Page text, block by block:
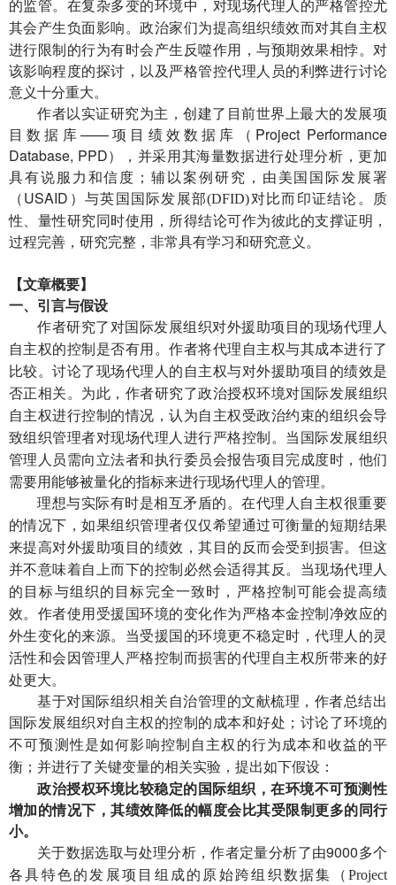
的监管。 在复杂多变的环境中， 对现场代理人 的严格管控尤
其会产生负面影响。政治家们为提高组织绩效而对其自主权
进行限制的行为有时会产生反噬作用，与预期效果相悖。对
该影响程度的探讨，以及严格管控代理人员的利弊进行讨论
意义十分重大。
作者以实证研究为主，创建了目前世界上最大的发展项
目数据库——项目绩效数据库（Project Performance
Database, PPD），并采用其海量数据进行处理分析，更加
具有说服力和信度；辅以案例研究，由美国国际发展署
（USAID）
与英国国际发展部(DFID)对比而印证结论。质
性、量性研究同时使用，所得结论可作为彼此的支撑证明，
过程完善，研究完整，非常具有学习和研究意义。
【文章概要】
一、引言与假设
作者研究了 对国际发展组织对外援助项目的现场代理人
自主权的控制是否有用 。作者将代理自主权与其成本进行了
比较。讨论了现场代理人的自主权与对外援助项目的绩效是
否正相关。
为此 ， 作者研究了政治授权环境对国际发展组织
自主权进行控制的情况 ，认为自主权受政治约束的组织会导
致组织管理者对现场代理人 进行严格控制。当 国际发展组织
管理人员需向立法者和执行委员会报告项目完成度时，他们
需要用能够被量化的指标来进行现场代理人的管理。
理想与实际有时是相互矛盾的。在代理人自主权很重要
的情况下，如果组织管理者仅仅希望通过可衡量的短期结果
来提高对外援助项目的绩效 ，其目的反而会受到损害。 但这
并不意味着自上而下的控制必然会适得其反。当现场代理人
的 目标与组织的目标完全一致时，严格控制可能会提高绩
效。 作者使用受援国环境的变化作为严格本金控制净效应的
外生变化的来源。 当受援国的环境更不稳定时 ，代理人的灵
活性和会因管理人严格控制而损害的代理自主权所带来的好
处更大。
基于对国际组织相关自治管理的文献梳理，作者总结出
国际发展组织对自主权的控制的成本和好处； 讨论了环境的
不可预测性是如何影响控制自主权的行为 成本和收益的平
衡 ；并进行了关键变量的相关实验，提出如下假设：
政治授权环境比较稳定的国际组织，在环境不可预测性
增加的情况下，其绩效降低的幅度会比其受限制更多的同行
小。
关于数据选取与处理分析，作者定量分析了由9000多个
各具特色的发展项目组成的原始跨组织数据集 （Project